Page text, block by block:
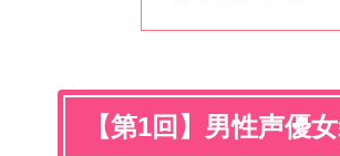
【第1回】男性声優